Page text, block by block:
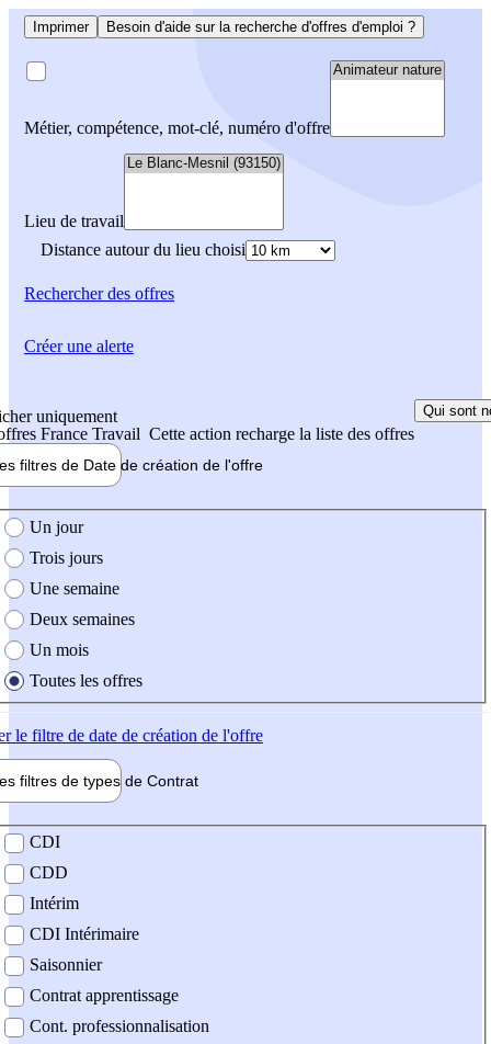
Imprimer Besoin d'aide sur la recherche d'offres d'emploi ?
Métier, compétence, mot-clé, numéro d'offre
Lieu de travail
Distance autour du lieu choisi
Rechercherdes offres
uniquement
France Travail Cette action recharge la liste des offres
Qui sont
filtres de Date de création de l'offre
création de l'offre
Un jour
Trois jours
Une semaine
Deux semaines
Un mois
Toutes les offres
le filtre de date de création de l'offre
filtres de types de Contrat
contrat
CDI
CDD
Intérim
CDI Intérimaire
Saisonnier
Contrat apprentissage
Cont. professionnalisation
Créer une alerte